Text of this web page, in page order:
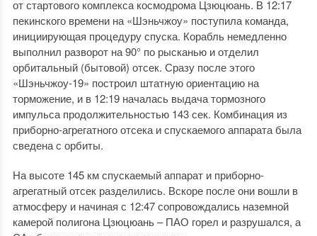
от стартового комплекса космодрома Цзюцюань. В 12:17
пекинского времени на «Шэньчжоу» поступила команда,
инициирующая процедуру спуска. Корабль немедленно
выполнил разворот на 90° по рысканью и отделил
орбитальный (бытовой) отсек. Сразу после этого
«Шэньчжоу-19» построил штатную ориентацию на
торможение, и в 12:19 началась выдача тормозного
импульса продолжительностью 143 сек. Комбинация из
приборно-агрегатного отсека и спускаемого аппарата была
сведена с орбиты.
На высоте 145 км спускаемый аппарат и приборно-
агрегатный отсек разделились. Вскоре после они вошли в
атмосферу и начиная с 12:47 сопровождались наземной
камерой полигона Цзюцюань – ПАО горел и разрушался, а